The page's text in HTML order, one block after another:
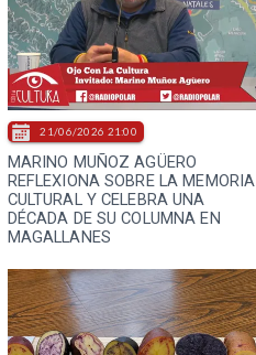
MARINO MUÑOZ AGÜERO
REFLEXIONA SOBRE LA MEMORIA
CULTURAL Y CELEBRA UNA
DÉCADA DE SU COLUMNA EN
MAGALLANES
21/06/2026 21:00